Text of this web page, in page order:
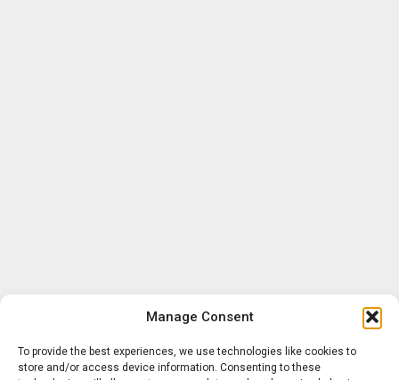
Manage Consent
To provide the best experiences, we use technologies like cookies to
store and/or access device information. Consenting to these